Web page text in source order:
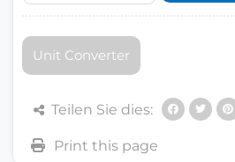
Unit Converter
Teilen Sie dies: